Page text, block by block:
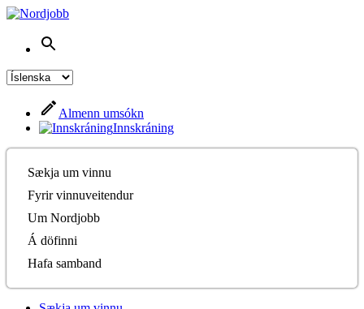
Almenn umsókn
Innskráning
Sækja um vinnu
Fyrir vinnuveitendur
Um Nordjobb
Á döfinni
Hafa samband